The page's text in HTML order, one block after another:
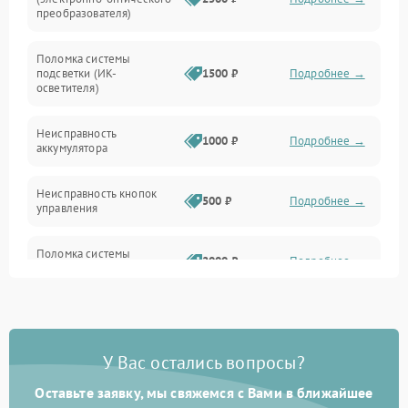
Оптика
преобразователя)
Поломка системы
подсветки (ИК-
осветителя)
1500 ₽ Подробнее →
Неисправность
аккумулятора
1000 ₽ Подробнее →
Неисправность кнопок
управления
500 ₽ Подробнее →
Поломка системы
2000 ₽ Подробнее →
защиты от перегрузок
Неисправность системы
автоматического
отключения
1000 ₽ Подробнее →
У Вас остались вопросы?
Оставьте заявку, мы свяжемся с Вами в ближайшее